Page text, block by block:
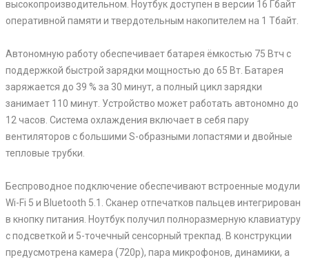
высокопроизводительном. Ноутбук доступен в версии 16 Гбайт
оперативной памяти и твердотельным накопителем на 1 Тбайт.
Автономную работу обеспечивает батарея ёмкостью 75 Втч с
поддержкой быстрой зарядки мощностью до 65 Вт. Батарея
заряжается до 39 % за 30 минут, а полный цикл зарядки
занимает 110 минут. Устройство может работать автономно до
12 часов. Система охлаждения включает в себя пару
вентиляторов с большими S-образными лопастями и двойные
тепловые трубки.
Беспроводное подключение обеспечивают встроенные модули
Wi-Fi 5 и Bluetooth 5.1. Сканер отпечатков пальцев интегрирован
в кнопку питания. Ноутбук получил полноразмерную клавиатуру
с подсветкой и 5-точечный сенсорный трекпад. В конструкции
предусмотрена камера (720p), пара микрофонов, динамики, а